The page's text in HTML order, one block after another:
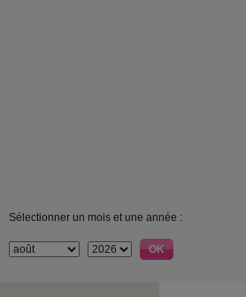
Sélectionner un mois et une année :